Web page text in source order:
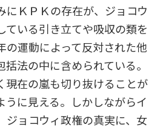
にＫＰＫの存在が、ジョコウ
ている引き立てや吸収の類を
の運動によって反対された他
法の中に含められている。
現在の嵐も切り抜けることが
うに見える。しかしながらイ
ジョコウィ政権の真実に、女